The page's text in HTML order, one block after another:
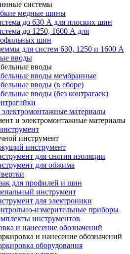
системы
медные шины
до 630 А для плоских шин
до 1250, 1600 А для
шин
для систем 630, 1250 и 1600 А
вводы
вводы
вводы мембранные
вводы (в сборе)
вводы (без контрагаек)
материалы
и электромонтажные материалы
инструмент
инструмент
для снятия изоляции
для обжима
для профилей и шин
инструмент
для электроники
измерительные приборы
инструментов
и нанесение обозначений
и нанесение обозначений
оборудования